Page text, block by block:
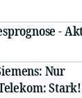
-
Nur
Stark!